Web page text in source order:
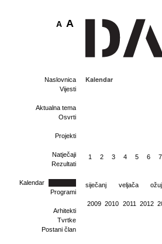
A A
Naslovnica
Vijesti
Aktualna tema
Osvrti
Projekti
Natječaji
Rezultati
Kalendar
Programi
Arhitekti
Tvrtke
Postani član
Kalendar
1 2 3 4 5 6 7
siječanj veljača
2009 2010 2011 2012